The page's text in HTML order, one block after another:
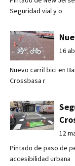
Seguridad vial y o
16
Nuevo carril bici en
Crossbasa r
12
Pintado de paso de
accesibilidad urbana